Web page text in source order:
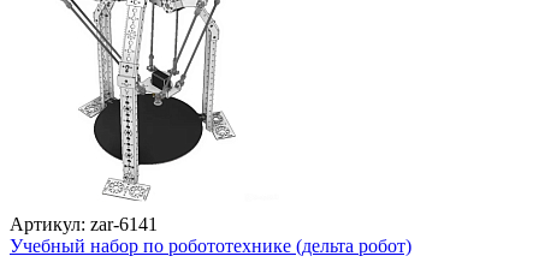
Артикул: zar-6141
Учебный набор по робототехнике (дельта робот)